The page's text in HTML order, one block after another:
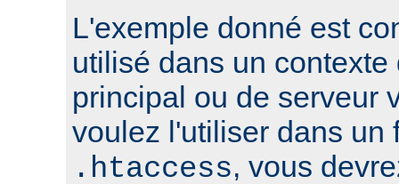
L'exemple donné est
utilisé dans un contexte
principal ou de serveur
voulez l'utiliser dans un
.htaccess, vous